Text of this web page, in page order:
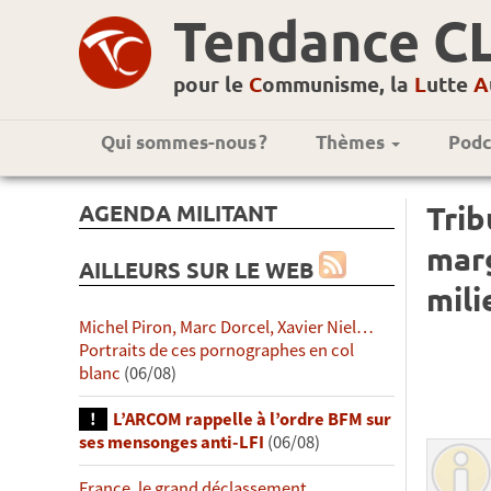
Tendance
pour le Communisme, la Lutte A
Qui sommes-nous ? Thèmes
AGENDA MILITANT
AILLEURS SUR LE WEB
Michel Piron, Marc Dorcel, Xavier Niel…
Portraits de ces pornographes en col
blanc (06/08)
L’ARCOM rappelle à l’ordre BFM sur
ses mensonges anti-LFI (06/08)